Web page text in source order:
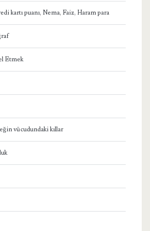
kartı puanı, Nema, Faiz, Haram para
Etmek
vücudundaki kıllar